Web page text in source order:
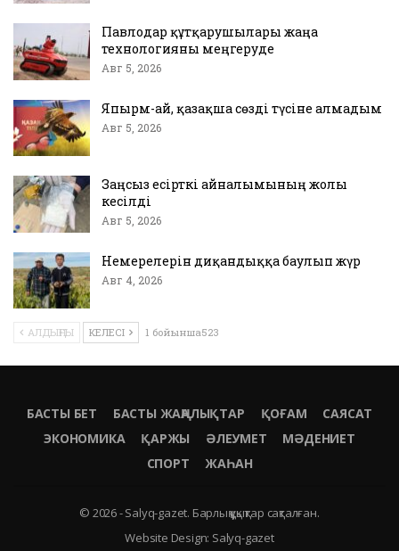
Павлодар құтқарушылары жаңа
технологияны меңгеруде
Авг 5, 2026
Япырм-ай, қазақша сөзді түсіне алмадым
Авг 5, 2026
Заңсыз есірткі айналымының жолы
кесілді
Авг 5, 2026
Немерелерін диқандыққа баулып жүр
Авг 4, 2026
АЛДЫҢҒЫ КЕЛЕСІ 1 бойынша523
БАСТЫ БЕТ БАСТЫ ЖАҢАЛЫҚТАР ҚОҒАМ
САЯСАТ
ЭКОНОМИКА
ҚАРЖЫ ӘЛЕУМЕТ
МӘДЕНИЕТ
СПОРТ
ЖАҺАН
© 2026 - Salyq-gazet. Барлық құқықтар сақталған.
Website Design: Salyq-gazet